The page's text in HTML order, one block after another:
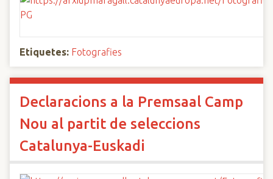
Etiquetes: Fotografies
Declaracions a la Premsaal Camp
Nou al partit de seleccions
Catalunya-Euskadi